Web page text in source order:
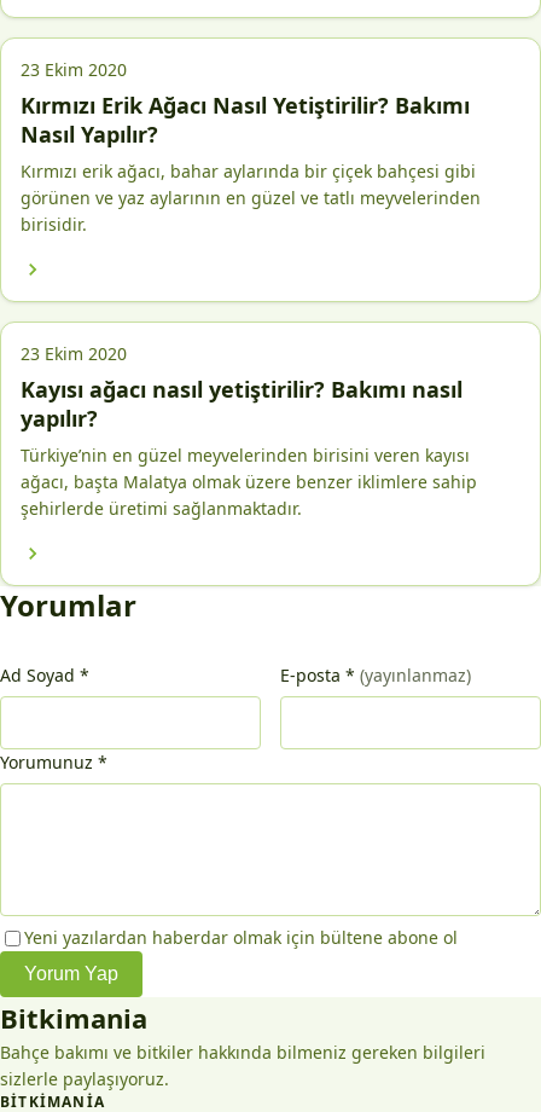
23 Ekim 2020
Kırmızı Erik Ağacı Nasıl Yetiştirilir? Bakımı
Nasıl Yapılır?
Kırmızı erik ağacı, bahar aylarında bir çiçek bahçesi gibi
görünen ve yaz aylarının en güzel ve tatlı meyvelerinden
birisidir.
23 Ekim 2020
Kayısı ağacı nasıl yetiştirilir? Bakımı nasıl
yapılır?
Türkiye’nin en güzel meyvelerinden birisini veren kayısı
ağacı, başta Malatya olmak üzere benzer iklimlere sahip
şehirlerde üretimi sağlanmaktadır.
Yorumlar
Ad Soyad * E-posta * (yayınlanmaz)
Yorumunuz *
Yeni yazılardan haberdar olmak için bültene abone ol
Yorum Yap
Bitkimania
Bahçe bakımı ve bitkiler hakkında bilmeniz gereken bilgileri
sizlerle paylaşıyoruz.
BITKIMANIA